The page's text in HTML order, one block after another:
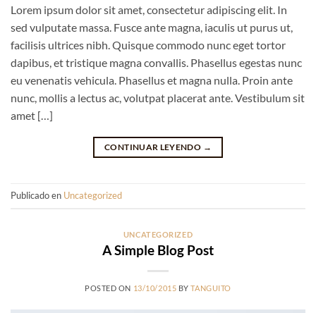
Lorem ipsum dolor sit amet, consectetur adipiscing elit. In
sed vulputate massa. Fusce ante magna, iaculis ut purus ut,
facilisis ultrices nibh. Quisque commodo nunc eget tortor
dapibus, et tristique magna convallis. Phasellus egestas nunc
eu venenatis vehicula. Phasellus et magna nulla. Proin ante
nunc, mollis a lectus ac, volutpat placerat ante. Vestibulum sit
amet […]
CONTINUAR LEYENDO →
Publicado en Uncategorized
UNCATEGORIZED
A Simple Blog Post
POSTED ON 13/10/2015 BYTANGUITO